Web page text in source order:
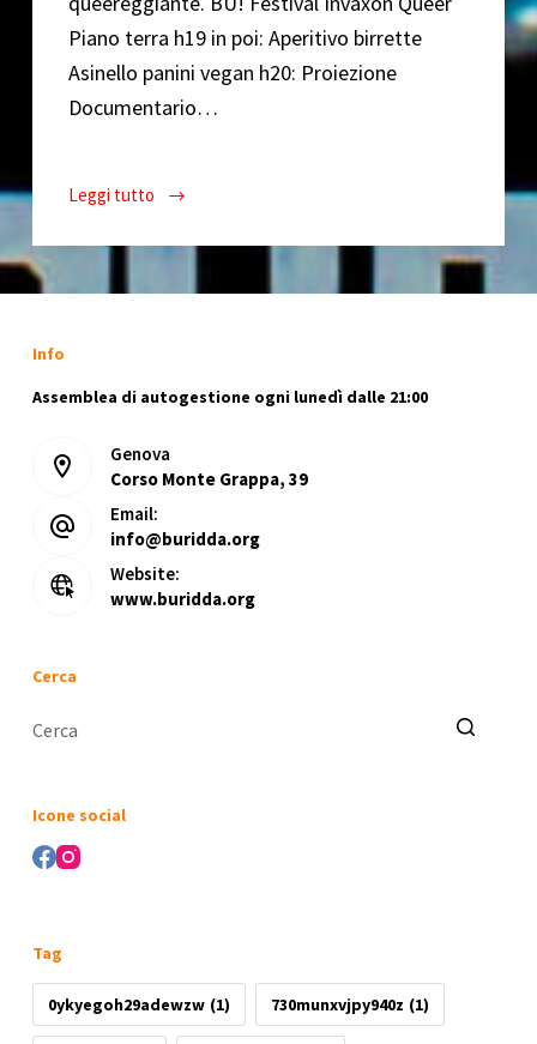
Piano terra h19 in poi: Aperitivo birrette
Asinello panini vegan h20: Proiezione
Documentario…
Leggi tutto
BU!
Queer
2018
Info
Assemblea di autogestione ogni lunedì dalle 21:00
Genova
Corso Monte Grappa, 39
Email:
info@buridda.org
Website:
www.buridda.org
Cerca
Icone social
Tag
0ykyegoh29adewzw (1) 730munxvjpy940z (1)